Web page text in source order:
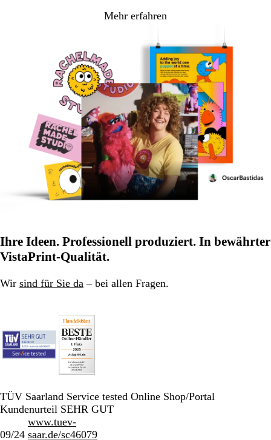
Mehr erfahren
Ihre Ideen. Professionell produziert. In bewährter
VistaPrint-Qualität.
Wir sind für Sie da – bei allen Fragen.
TÜV Saarland Service tested Online Shop/Portal
Kundenurteil SEHR GUT
09/24
www.tuev-
saar.de/sc46079